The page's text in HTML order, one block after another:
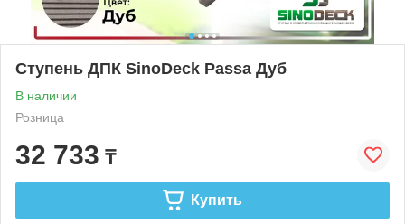
Ступень ДПК SinoDeck Passa Дуб
В наличии
Розница
32 733 ₸
Купить